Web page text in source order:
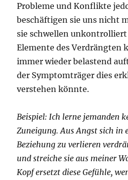
Probleme und Konflikte
beschäftigen sie uns nicht
sie schwellen
Elemente des Verdrängten
immer wieder belastend
der Symptomträger dies
verstehen könnte.
Beispiel: Ich lerne jemanden
Zuneigung. Aus Angst sich in
Beziehung zu verlieren
und streiche sie aus meiner
Kopf ersetzt diese Gefühle,